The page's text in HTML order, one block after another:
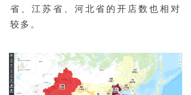
省、江苏省、河北省的开店数也相对
较多。